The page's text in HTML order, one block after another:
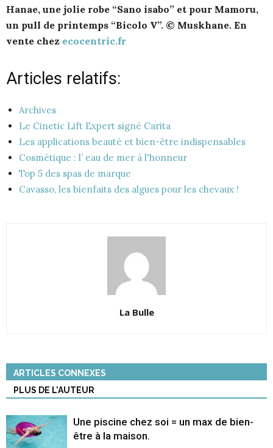
Hanae, une jolie robe “Sano isabo” et pour Mamoru,
un pull de printemps “Bicolo V”. © Muskhane. En
vente chez ecocentric.fr
Articles relatifs:
Archives
Le Cinetic Lift Expert signé Carita
Les applications beauté et bien-être indispensables
Cosmétique : l’ eau de mer à l'honneur
Top 5 des spas de marque
Cavasso, les bienfaits des algues pour les chevaux !
La Bulle
ARTICLES CONNEXES
PLUS DE L'AUTEUR
Une piscine chez soi = un max de bien-
être à la maison.